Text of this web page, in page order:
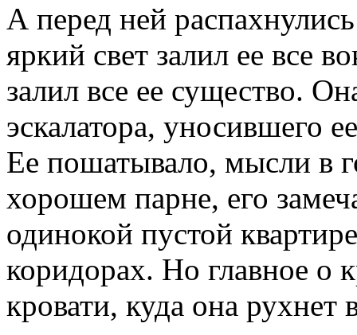
А перед ней
яркий свет залил ее все
залил все ее существо.
эскалатора, уносившего
Ее пошатывало, мысли в
хорошем парне, его
одинокой пустой
коридорах. Но главное о
кровати, куда она рухнет